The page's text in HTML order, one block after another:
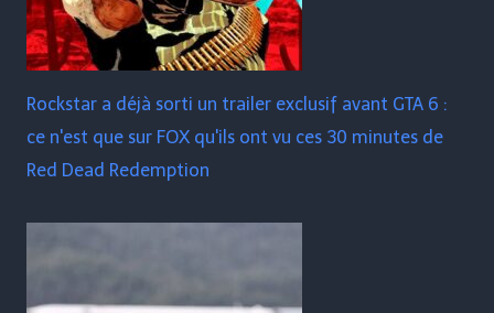
Rockstar a déjà sorti un trailer exclusif avant GTA 6 :
ce n'est que sur FOX qu'ils ont vu ces 30 minutes de
Red Dead Redemption